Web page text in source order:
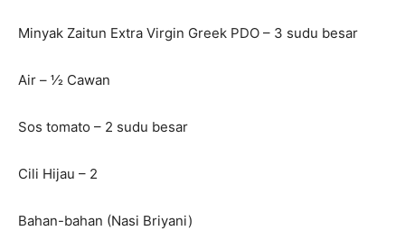
Minyak Zaitun Extra Virgin Greek PDO – 3 sudu besar
Air – 1⁄2 Cawan
Sos tomato – 2 sudu besar
Cili Hijau – 2
Bahan-bahan (Nasi Briyani)